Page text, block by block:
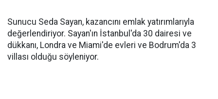
Sunucu Seda Sayan, kazancını emlak yatırımlarıyla
değerlendiriyor. Sayan'ın İstanbul'da 30 dairesi ve
dükkanı, Londra ve Miami'de evleri ve Bodrum'da 3
villası olduğu söyleniyor.